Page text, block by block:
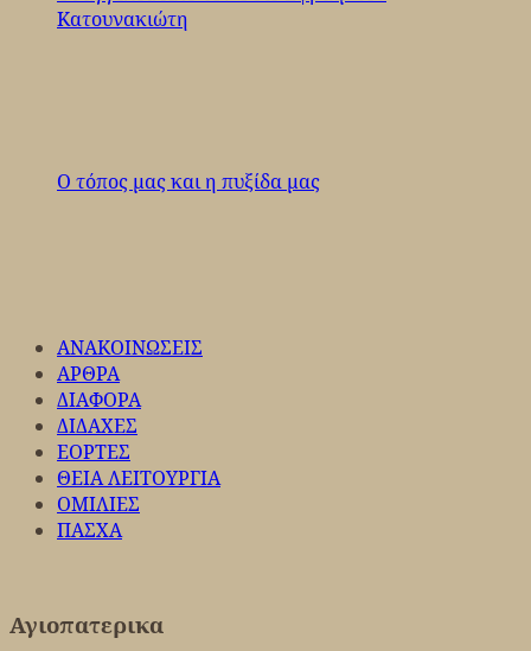
Κατουνακιώτη
Ο τόπος μας και η πυξίδα μας
ΑΝΑΚΟΙΝΩΣΕΙΣ
ΑΡΘΡΑ
ΔΙΑΦΟΡΑ
ΔΙΔΑΧΕΣ
ΕΟΡΤΕΣ
ΘΕΙΑ ΛΕΙΤΟΥΡΓΙΑ
ΟΜΙΛΙΕΣ
ΠΑΣΧΑ
Αγιοπατερικα